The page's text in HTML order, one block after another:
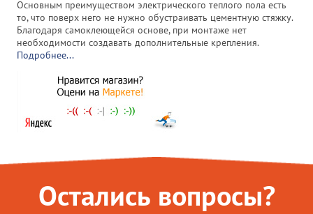
Основным преимуществом электрического теплого пола есть
то, что поверх него не нужно обустраивать цементную стяжку.
Благодаря самоклеющейся основе, при монтаже нет
необходимости создавать дополнительные крепления.
Подробнее...
Остались вопросы?